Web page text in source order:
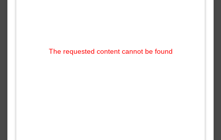
The requested content cannot be found